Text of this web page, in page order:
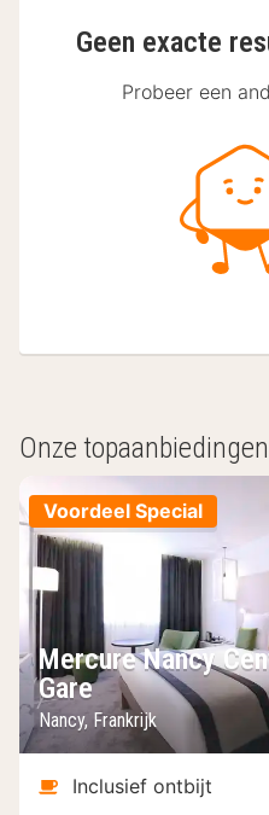
Geen exacte
Probeer een
Onze
Voordeel Special
Mercure Nancy
Gare
Nancy, Frankrijk
Inclusief ontbijt